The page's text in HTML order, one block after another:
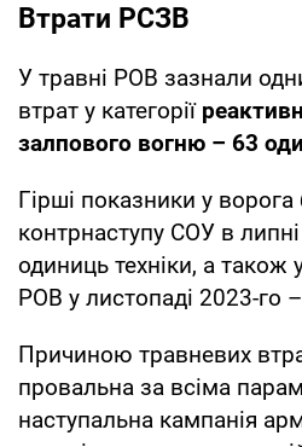
Втрати РСЗВ
У травні РОВ зазнали
втрат у категорії
залпового вогню – 63
Гірші показники у
контрнаступу СОУ в
одиниць техніки, а також
РОВ у листопаді 2023-го
Причиною травневих
провальна за всіма
наступальна кампанія